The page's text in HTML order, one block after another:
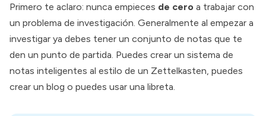
Primero te aclaro: nunca empieces de cero a trabajar con
un problema de investigación. Generalmente al empezar a
investigar ya debes tener un conjunto de notas que te
den un punto de partida. Puedes crear un sistema de
notas inteligentes al estilo de un Zettelkasten, puedes
crear un blog o puedes usar una libreta.